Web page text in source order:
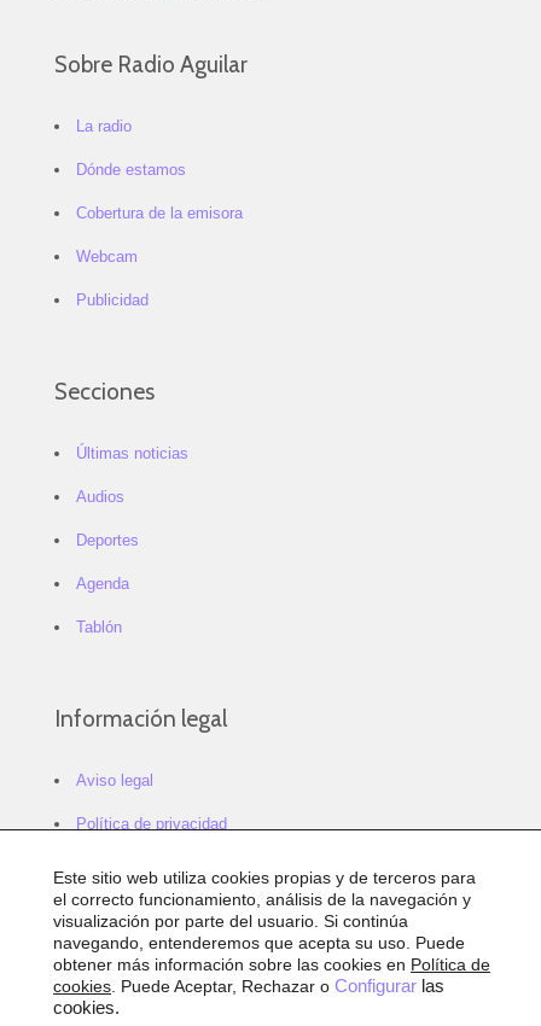
Sobre Radio Aguilar
La radio
Dónde estamos
Cobertura de la emisora
Webcam
Publicidad
Secciones
Últimas noticias
Audios
Deportes
Agenda
Tablón
Información legal
Aviso legal
Política de privacidad
Política de cookies
Configurar cookies
Sitemap
Accesibilidad
Este sitio web utiliza cookies propias y de terceros para
el correcto funcionamiento, análisis de la navegación y
visualización por parte del usuario. Si continúa
navegando, entenderemos que acepta su uso. Puede
obtener más información sobre las cookies en Política de
cookies . Puede Aceptar, Rechazar o Configurar las
cookies.